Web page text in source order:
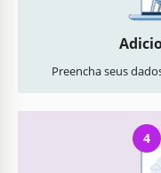
Preencha seus
4